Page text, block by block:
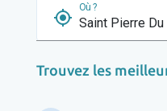
my_location
Où ?
Trouvez les